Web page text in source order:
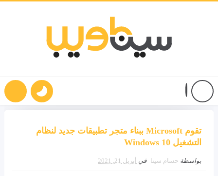
تقوم Microsoft ببناء متجر تطبيقات جديد لنظام
التشغيل Windows 10
بواسطة حسام سينا في أبريل 21, 2021